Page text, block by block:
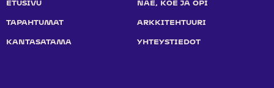
ETUSIVU NÄE, KOE JA OPI
TAPAHTUMAT ARKKITEHTUURI
KANTASATAMA YHTEYSTIEDOT